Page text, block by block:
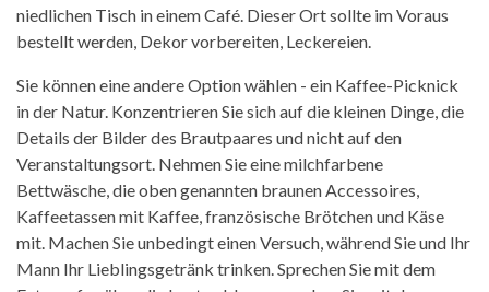
niedlichen Tisch in einem Café. Dieser Ort sollte im Voraus
bestellt werden, Dekor vorbereiten, Leckereien.
Sie können eine andere Option wählen - ein Kaffee-Picknick
in der Natur. Konzentrieren Sie sich auf die kleinen Dinge, die
Details der Bilder des Brautpaares und nicht auf den
Veranstaltungsort. Nehmen Sie eine milchfarbene
Bettwäsche, die oben genannten braunen Accessoires,
Kaffeetassen mit Kaffee, französische Brötchen und Käse
mit. Machen Sie unbedingt einen Versuch, während Sie und Ihr
Mann Ihr Lieblingsgetränk trinken. Sprechen Sie mit dem